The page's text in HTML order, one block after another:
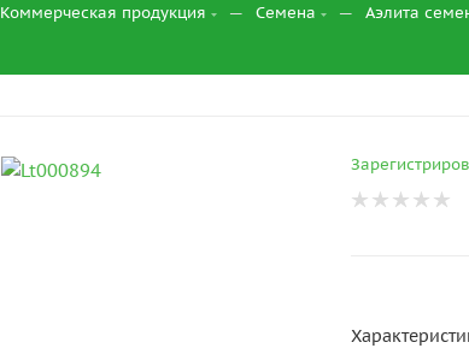
Коммерческая продукция — Семена — Аэлита